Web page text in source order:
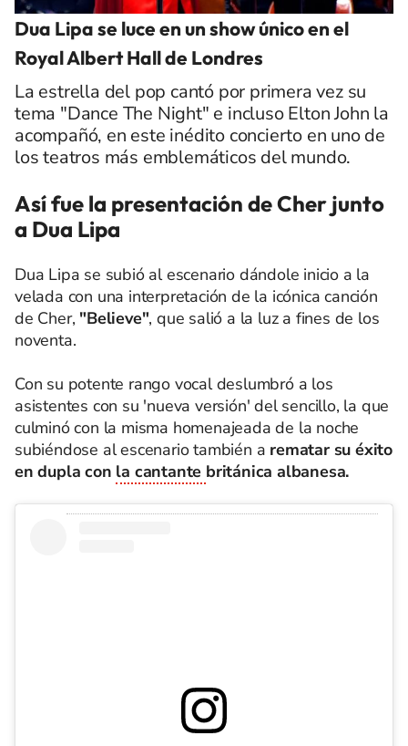
Dua Lipa se luce en un show único en el
Royal Albert Hall de Londres
La estrella del pop cantó por primera vez su
tema "Dance The Night" e incluso Elton John la
acompañó, en este inédito concierto en uno de
los teatros más emblemáticos del mundo.
Así fue la presentación de Cher junto
a Dua Lipa
Dua Lipa se subió al escenario dándole inicio a la
velada con una interpretación de la icónica canción
de Cher, "Believe", que salió a la luz a fines de los
noventa.
Con su potente rango vocal deslumbró a los
asistentes con su 'nueva versión' del sencillo, la que
culminó con la misma homenajeada de la noche
subiéndose al escenario también a rematar su éxito
en dupla con la cantante británica albanesa.